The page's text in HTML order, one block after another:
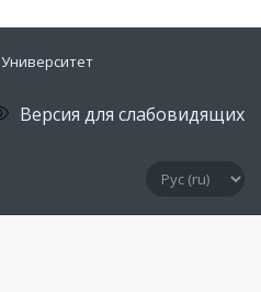
Версия для слабовидящих